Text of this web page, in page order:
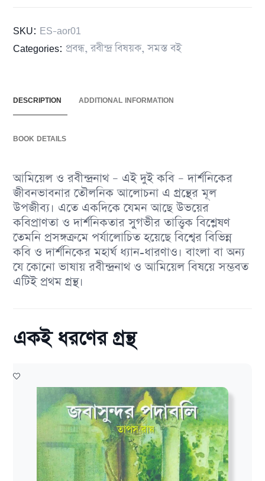
SKU: ES-aor01
Categories: প্রবন্ধ,রবীন্দ্র বিষয়ক,সমস্ত বই
DESCRIPTION ADDITIONAL INFORMATION
BOOK DETAILS
আমিয়েল ও রবীন্দ্রনাথ – এই দুই কবি – দার্শনিকের
জীবনভাবনার তৌলনিক আলােচনা এ গ্রন্থের মূল
উপজীব্য। এতে একদিকে যেমন আছে উভয়ের
কবিপ্রাণতা ও দার্শনিকতার সুগভীর তাত্ত্বিক বিশ্লেষণ
তেমনি প্রসঙ্গক্রমে পর্যালােচিত হয়েছে বিশ্বের বিভিন্ন
কবি ও দার্শনিকের মহার্ঘ ধ্যান-ধারণাও। বাংলা বা অন্য
যে কোনাে ভাষায় রবীন্দ্রনাথ ও আমিয়েল বিষয়ে সম্ভবত
এটিই প্রথম গ্রন্থ।
একই ধরণের গ্রন্থ